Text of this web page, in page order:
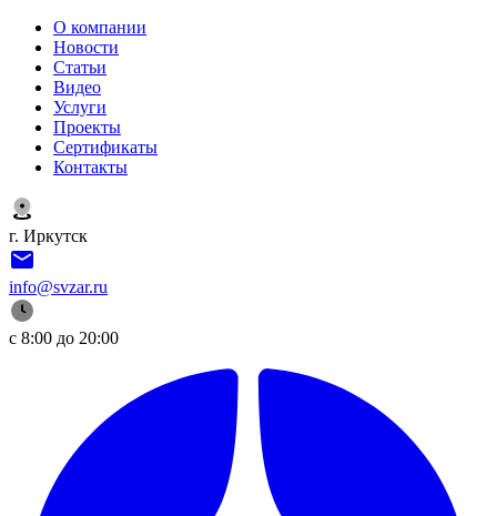
О компании
Новости
Статьи
Видео
Услуги
Проекты
Сертификаты
Контакты
г. Иркутск
info@svzar.ru
с 8:00 до 20:00